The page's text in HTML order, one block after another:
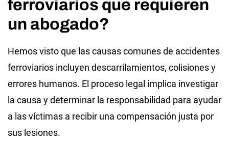
ferroviarios que requieren
un abogado?
Hemos visto que las causas comunes de accidentes
ferroviarios incluyen descarrilamientos, colisiones y
errores humanos. El proceso legal implica investigar
la causa y determinar la responsabilidad para ayudar
a las víctimas a recibir una compensación justa por
sus lesiones.